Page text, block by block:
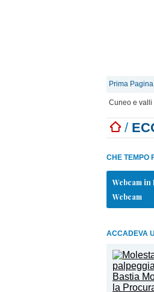
Prima Pagina
Cuneo e valli
/
CHE TEMPO
Webcam in
Webcam
ACCADEVA